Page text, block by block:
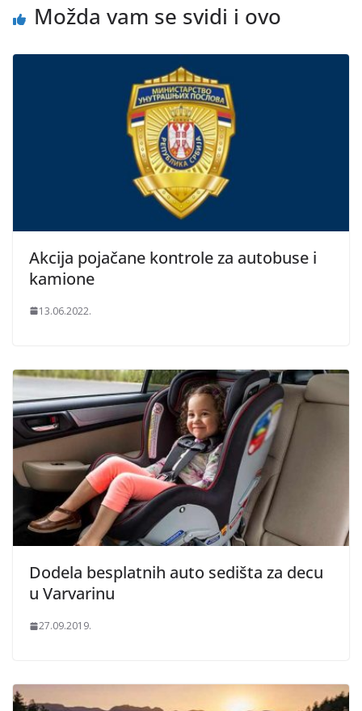
Možda vam se svidi i ovo
Akcija pojačane kontrole za autobuse i
kamione
13.06.2022.
Dodela besplatnih auto sedišta za decu
u Varvarinu
27.09.2019.